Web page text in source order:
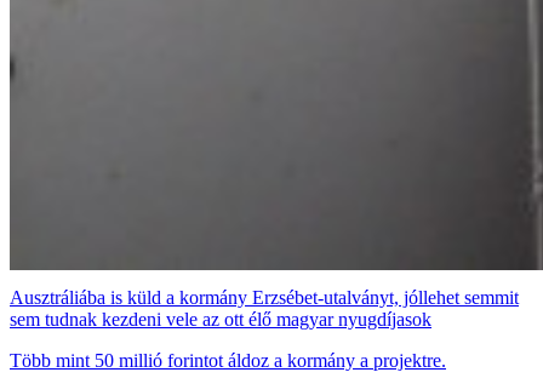
Ausztráliába is küld a kormány Erzsébet-utalványt, jóllehet semmit
sem tudnak kezdeni vele az ott élő magyar nyugdíjasok
Több mint 50 millió forintot áldoz a kormány a projektre.